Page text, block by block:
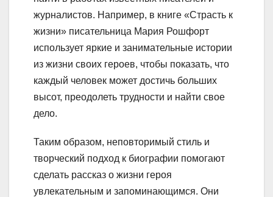
журналистов. Например, в книге «Страсть к
жизни» писательница Мария Рошфорт
использует яркие и занимательные истории
из жизни своих героев, чтобы показать, что
каждый человек может достичь больших
высот, преодолеть трудности и найти свое
дело.
Таким образом, неповторимый стиль и
творческий подход к биографии помогают
сделать рассказ о жизни героя
увлекательным и запоминающимся. Они